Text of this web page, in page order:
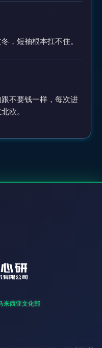
，短袖根本扛不住。
不要钱一样，每次进
欧。
来西亚文化部